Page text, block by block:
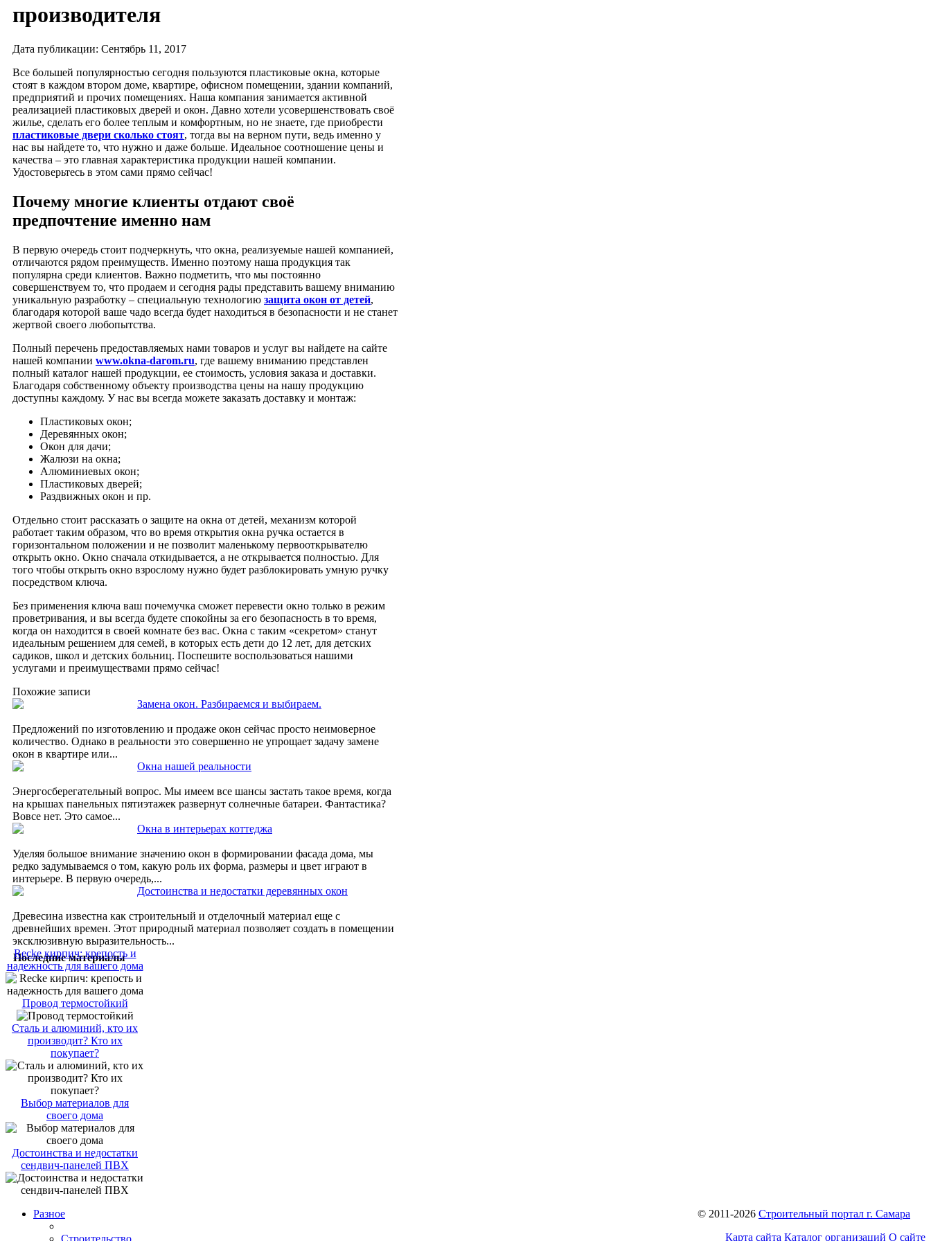
производителя
Дата публикации: Сентябрь 11, 2017
Все большей популярностью сегодня пользуются пластиковые окна, которые
стоят в каждом втором доме, квартире, офисном помещении, здании компаний,
предприятий и прочих помещениях. Наша компания занимается активной
реализацией пластиковых дверей и окон. Давно хотели усовершенствовать своё
жилье, сделать его более теплым и комфортным, но не знаете, где приобрести
пластиковые двери сколько стоят, тогда вы на верном пути, ведь именно у
нас вы найдете то, что нужно и даже больше. Идеальное соотношение цены и
качества – это главная характеристика продукции нашей компании.
Удостоверьтесь в этом сами прямо сейчас!
Почему многие клиенты отдают своё
предпочтение именно нам
В первую очередь стоит подчеркнуть, что окна, реализуемые нашей компанией,
отличаются рядом преимуществ. Именно поэтому наша продукция так
популярна среди клиентов. Важно подметить, что мы постоянно
совершенствуем то, что продаем и сегодня рады представить вашему вниманию
уникальную разработку – специальную технологию защита окон от детей,
благодаря которой ваше чадо всегда будет находиться в безопасности и не станет
жертвой своего любопытства.
Полный перечень предоставляемых нами товаров и услуг вы найдете на сайте
нашей компании www.okna-darom.ru, где вашему вниманию представлен
полный каталог нашей продукции, ее стоимость, условия заказа и доставки.
Благодаря собственному объекту производства цены на нашу продукцию
доступны каждому. У нас вы всегда можете заказать доставку и монтаж:
Пластиковых окон;
Деревянных окон;
Окон для дачи;
Жалюзи на окна;
Алюминиевых окон;
Пластиковых дверей;
Раздвижных окон и пр.
Отдельно стоит рассказать о защите на окна от детей, механизм которой
работает таким образом, что во время открытия окна ручка остается в
горизонтальном положении и не позволит маленькому первооткрывателю
открыть окно. Окно сначала откидывается, а не открывается полностью. Для
того чтобы открыть окно взрослому нужно будет разблокировать умную ручку
посредством ключа.
Без применения ключа ваш почемучка сможет перевести окно только в режим
проветривания, и вы всегда будете спокойны за его безопасность в то время,
когда он находится в своей комнате без вас. Окна с таким «секретом» станут
идеальным решением для семей, в которых есть дети до 12 лет, для детских
садиков, школ и детских больниц. Поспешите воспользоваться нашими
услугами и преимуществами прямо сейчас!
Похожие записи
Замена окон. Разбираемся и выбираем.
Предложений по изготовлению и продаже окон сейчас просто неимоверное
количество. Однако в реальности это совершенно не упрощает задачу замене
окон в квартире или...
Окна нашей реальности
Энергосберегательный вопрос. Мы имеем все шансы застать такое время, когда
на крышах панельных пятиэтажек развернут солнечные батареи. Фантастика?
Вовсе нет. Это самое...
Окна в интерьерах коттеджа
Уделяя большое внимание значению окон в формировании фасада дома, мы
редко задумываемся о том, какую роль их форма, размеры и цвет играют в
интерьере. В первую очередь,...
Достоинства и недостатки деревянных окон
Древесина известна как строительный и отделочный материал еще с
древнейших времен. Этот природный материал позволяет создать в помещении
эксклюзивную выразительность...
Последние материалы
Recke кирпич: крепость и
надежность для вашего дома
Провод термостойкий
Сталь и алюминий, кто их
производит? Кто их
покупает?
Выбор материалов для
своего дома
Достоинства и недостатки
сендвич-панелей ПВХ
© 2011-2026 Строительный портал г. Самара
Карта сайта Каталог организаций О сайте
Разное
Строительство